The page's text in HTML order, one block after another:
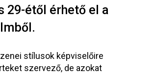
29-étől érhető el a
stílusok képviselőire
szervező, de azokat